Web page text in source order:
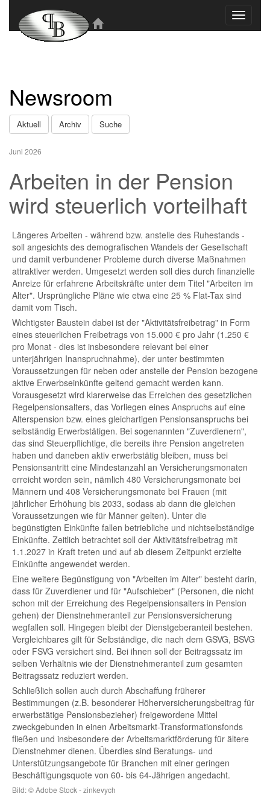
Toggle
Newsroom
Aktuell Archiv Suche
Juni 2026
Arbeiten in der Pension
wird steuerlich vorteilhaft
Längeres Arbeiten - während bzw. anstelle des Ruhestands -
soll angesichts des demografischen Wandels der Gesellschaft
und damit verbundener Probleme durch diverse Maßnahmen
attraktiver werden. Umgesetzt werden soll dies durch finanzielle
Anreize für erfahrene Arbeitskräfte unter dem Titel "Arbeiten im
Alter". Ursprüngliche Pläne wie etwa eine 25 % Flat-Tax sind
damit vom Tisch.
Wichtigster Baustein dabei ist der "Aktivitätsfreibetrag" in Form
eines steuerlichen Freibetrags von 15.000 € pro Jahr (1.250 €
pro Monat - dies ist insbesondere relevant bei einer
unterjährigen Inanspruchnahme), der unter bestimmten
Voraussetzungen für neben oder anstelle der Pension bezogene
aktive Erwerbseinkünfte geltend gemacht werden kann.
Vorausgesetzt wird klarerweise das Erreichen des gesetzlichen
Regelpensionsalters, das Vorliegen eines Anspruchs auf eine
Alterspension bzw. eines gleichartigen Pensionsanspruchs bei
selbständig Erwerbstätigen. Bei sogenannten "Zuverdienern",
das sind Steuerpflichtige, die bereits ihre Pension angetreten
haben und daneben aktiv erwerbstätig bleiben, muss bei
Pensionsantritt eine Mindestanzahl an Versicherungsmonaten
erreicht worden sein, nämlich 480 Versicherungsmonate bei
Männern und 408 Versicherungsmonate bei Frauen (mit
jährlicher Erhöhung bis 2033, sodass ab dann die gleichen
Voraussetzungen wie für Männer gelten). Unter die
begünstigten Einkünfte fallen betriebliche und nichtselbständige
Einkünfte. Zeitlich betrachtet soll der Aktivitätsfreibetrag mit
1.1.2027 in Kraft treten und auf ab diesem Zeitpunkt erzielte
Einkünfte angewendet werden.
Eine weitere Begünstigung von "Arbeiten im Alter" besteht darin,
dass für Zuverdiener und für "Aufschieber" (Personen, die nicht
schon mit der Erreichung des Regelpensionsalters in Pension
gehen) der Dienstnehmeranteil zur Pensionsversicherung
wegfallen soll. Hingegen bleibt der Dienstgeberanteil bestehen.
Vergleichbares gilt für Selbständige, die nach dem GSVG, BSVG
oder FSVG versichert sind. Bei ihnen soll der Beitragssatz im
selben Verhältnis wie der Dienstnehmeranteil zum gesamten
Beitragssatz reduziert werden.
Schließlich sollen auch durch Abschaffung früherer
Bestimmungen (z.B. besonderer Höherversicherungsbeitrag für
erwerbstätige Pensionsbezieher) freigewordene Mittel
zweckgebunden in einen Arbeitsmarkt-Transformationsfonds
fließen und insbesondere der Arbeitsmarktförderung für ältere
Dienstnehmer dienen. Überdies sind Beratungs- und
Unterstützungsangebote für Branchen mit einer geringen
Beschäftigungsquote von 60- bis 64-Jährigen angedacht.
Bild: © Adobe Stock - zinkevych